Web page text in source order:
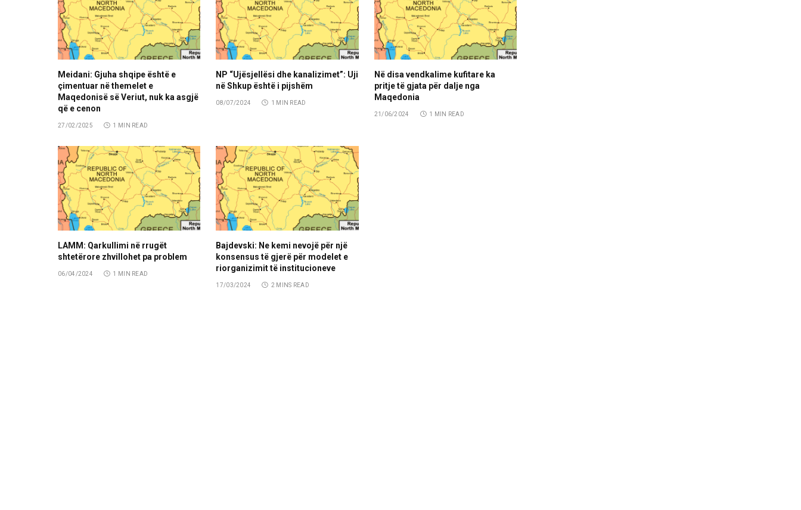
Meidani: Gjuha shqipe është e
çimentuar në themelet e
Maqedonisë së Veriut, nuk ka asgjë
që e cenon
27/02/2025 1 MIN READ
NP “Ujësjellësi dhe kanalizimet”: Uji
në Shkup është i pijshëm
08/07/2024 1 MIN READ
Në disa vendkalime kufitare ka
pritje të gjata për dalje nga
Maqedonia
21/06/2024 1 MIN READ
LAMM: Qarkullimi në rrugët
shtetërore zhvillohet pa problem
06/04/2024 1 MIN READ
Bajdevski: Ne kemi nevojë për një
konsensus të gjerë për modelet e
riorganizimit të institucioneve
17/03/2024 2 MINS READ